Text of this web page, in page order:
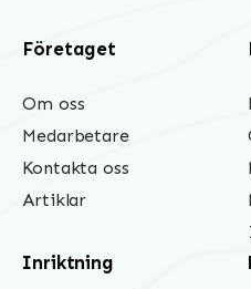
Företaget
Om oss
Medarbetare
Kontakta oss
Artiklar
Inriktning